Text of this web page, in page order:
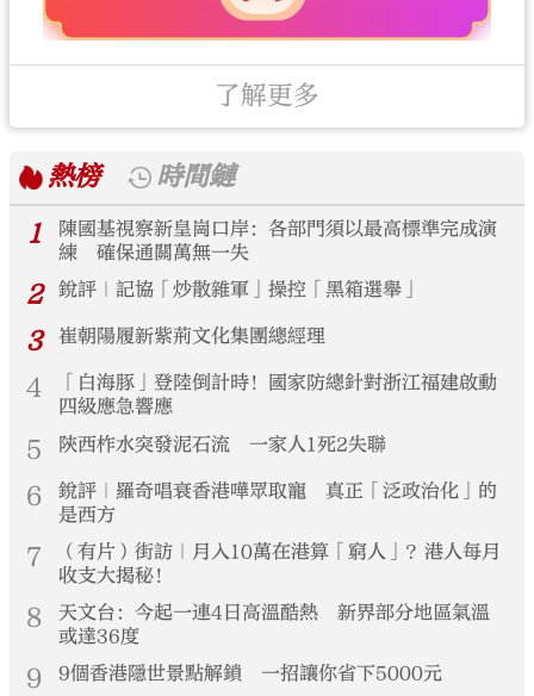
了解更多
熱榜
時間鏈
1
陳國基視察新皇崗口岸：各部門須以最高標準完成演
練 確保通關萬無一失
2 銳評｜記協「炒散雜軍」操控「黑箱選舉」
3 崔朝陽履新紫荊文化集團總經理
4
「白海豚」登陸倒計時！國家防總針對浙江福建啟動
四級應急響應
5 陝西柞水突發泥石流 一家人1死2失聯
6
銳評｜羅奇唱衰香港嘩眾取寵 真正「泛政治化」的
是西方
7
（有片）街訪｜月入10萬在港算「窮人」？港人每月
收支大揭秘！
8
天文台：今起一連4日高溫酷熱 新界部分地區氣溫
或達36度
9 9個香港隱世景點解鎖 一招讓你省下5000元